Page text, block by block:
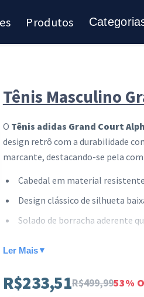
Produtos
Tênis Masculino
O Tênis adidas Grand Court
design retrô com a durabilidade
marcante, destacando-se pela
Cabedal em material
Design clássico de silhueta
Solado de borracha aderente
oportunidade para adicionar este
Ler Mais▼
R$233,51R$499,9953%